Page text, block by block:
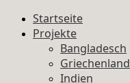
Startseite
Projekte
Bangladesch
Griechenland
Indien